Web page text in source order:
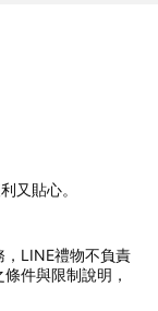
又貼心。
，LINE禮物不負責
件與限制說明，